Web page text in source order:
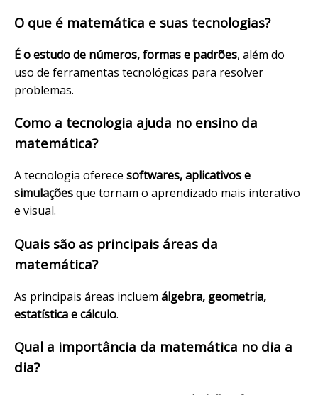
O que é matemática e suas tecnologias?
É o estudo de números, formas e padrões, além do
uso de ferramentas tecnológicas para resolver
problemas.
Como a tecnologia ajuda no ensino da
matemática?
A tecnologia oferece softwares, aplicativos e
simulaçõesque tornam o aprendizado mais interativo
e visual.
Quais são as principais áreas da
matemática?
As principais áreas incluem álgebra, geometria,
estatística e cálculo.
Qual a importância da matemática no dia a
dia?